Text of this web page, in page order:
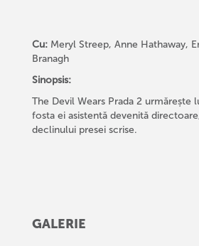
Cu:Meryl Streep, Anne Hathaway,
Branagh
Sinopsis:
The Devil Wears Prada 2
fosta ei asistentă devenită
declinului presei scrise.
GALERIE